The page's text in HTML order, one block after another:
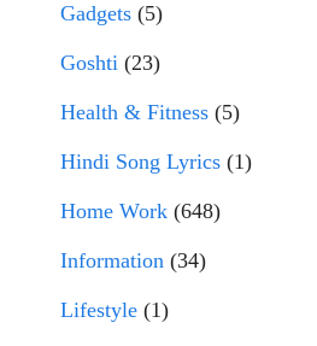
Gadgets (5)
Goshti (23)
Health & Fitness (5)
Hindi Song Lyrics (1)
Home Work (648)
Information (34)
Lifestyle (1)